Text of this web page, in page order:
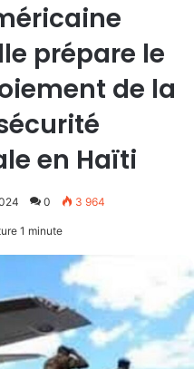
prépare le
de la
en Haïti
0 3 964
1 minute